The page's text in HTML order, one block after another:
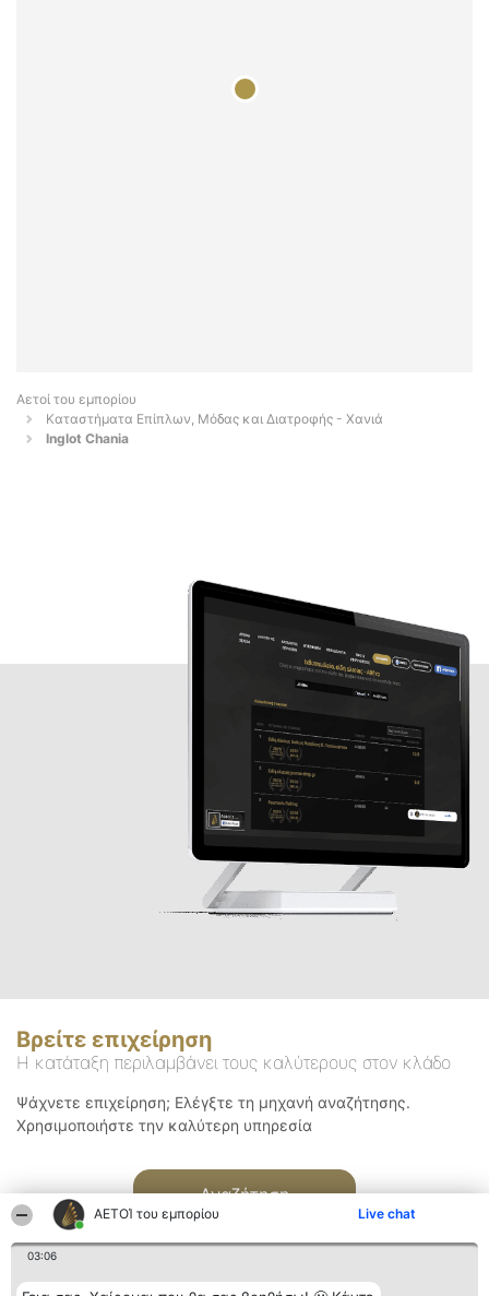
ΑΕΤΟΊ του εμπορίου Live chat
03:06
Αετοί του εμπορίου
Καταστήματα Επίπλων, Μόδας και Διατροφής - Χανιά
Inglot Chania
Βρείτε επιχείρηση
Η κατάταξη περιλαμβάνει τους καλύτερους στον κλάδο
Ψάχνετε επιχείρηση; Ελέγξτε τη μηχανή αναζήτησης.
Χρησιμοποιήστε την καλύτερη υπηρεσία
Αναζήτηση